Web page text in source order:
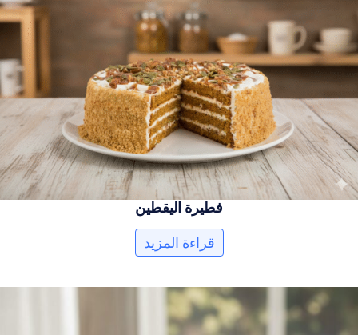
فطيرة اليقطين
قراءة المزيد